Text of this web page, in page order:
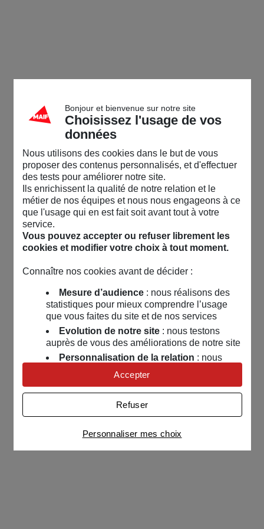
Bonjour et bienvenue sur notre site
Choisissez l'usage de vos
données
Nous utilisons des cookies dans le but de vous
proposer des contenus personnalisés, et d'effectuer
des tests pour améliorer notre site.
Ils enrichissent la qualité de notre relation et le
métier de nos équipes et nous nous engageons à ce
que l'usage qui en est fait soit avant tout à votre
service.
Vous pouvez accepter ou refuser librement les
cookies et modifier votre choix à tout moment.
Connaître nos cookies avant de décider :
Mesure d’audience: nous réalisons des
statistiques pour mieux comprendre l’usage
que vous faites du site et de nos services
Evolution de notre site: nous testons
auprès de vous des améliorations de notre site
Personnalisation de la relation : nous
nous servons de cookies pour adapter nos
contenus et personnaliser nos offres
Univers publicitaire: nous utilisons avec
nos partenaires des cookies pour afficher des
publicités personnalisées
Connaître notre politique cookies et la liste de nos
partenaires
Personnaliser mes choix
Refuser
Accepter